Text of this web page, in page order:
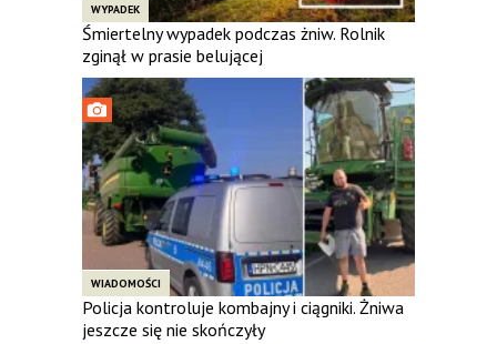
WYPADEK
Śmiertelny wypadek podczas żniw. Rolnik
zginął w prasie belującej
WIADOMOŚCI
Policja kontroluje kombajny i ciągniki. Żniwa
jeszcze się nie skończyły